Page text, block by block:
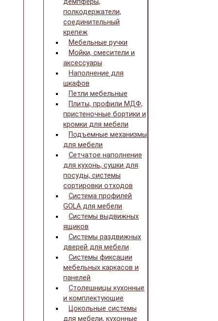
демпферы,
полкодержатели,
соединительный
крепеж
Мебельные ручки
Мойки, смесители и
аксессуары
Наполнение для
шкафов
Петли мебельные
Плиты, профили МДФ,
пристеночные бортики и
кромки для мебели
Подъемные механизмы
для мебели
Сетчатое наполнение
для кухонь, сушки для
посуды, системы
сортировки отходов
Система профилей
GOLA для мебели
Системы выдвижных
ящиков
Системы раздвижных
дверей для мебели
Системы фиксации
мебельных каркасов и
панелей
Столешницы кухонные
и комплектующие
Цокольные системы
для мебели, кухонные